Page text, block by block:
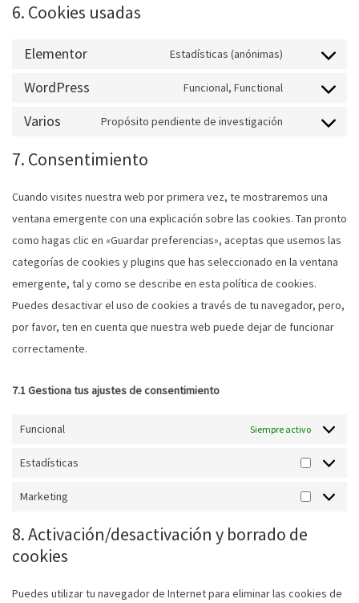
6. Cookies usadas
Elementor Estadísticas (anónimas)
WordPress Funcional, Functional
Varios Propósito pendiente de investigación
7. Consentimiento
Cuando visites nuestra web por primera vez, te mostraremos una
ventana emergente con una explicación sobre las cookies. Tan pronto
como hagas clic en «Guardar preferencias», aceptas que usemos las
categorías de cookies y plugins que has seleccionado en la ventana
emergente, tal y como se describe en esta política de cookies.
Puedes desactivar el uso de cookies a través de tu navegador, pero,
por favor, ten en cuenta que nuestra web puede dejar de funcionar
correctamente.
7.1 Gestiona tus ajustes de consentimiento
Funcional Siempre activo
Estadísticas
Marketing
8. Activación/desactivación y borrado de
cookies
Puedes utilizar tu navegador de Internet para eliminar las cookies de